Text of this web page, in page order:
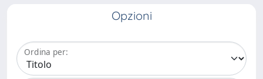
Opzioni
Ordina per: